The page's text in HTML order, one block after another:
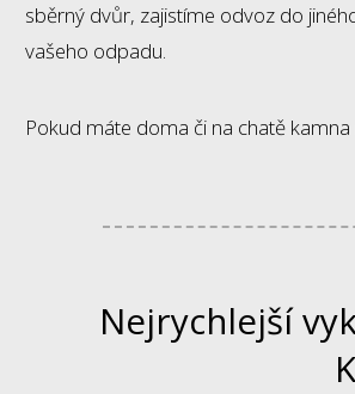
sběrný dvůr, zajistíme odvoz do
vašeho odpadu.
Pokud máte doma či na chatě
Nejrychlejší